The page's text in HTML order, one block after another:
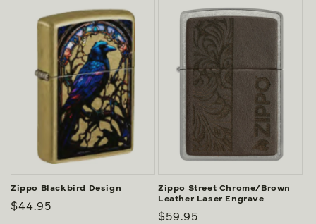
Zippo Blackbird Design
Prix
$44.95
Zippo Street Chrome/Brown
Leather Laser Engrave
Prix
$59.95